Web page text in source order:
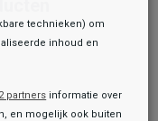
technieken) om
inhoud en
partners informatie over
en mogelijk ook buiten